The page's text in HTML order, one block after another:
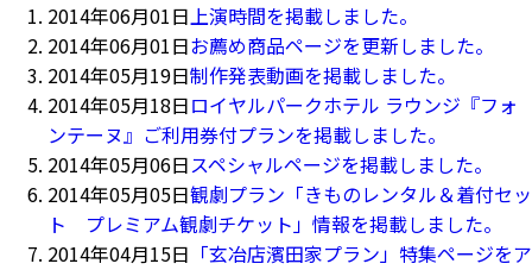
2014年06月01日上演時間を掲載しました。
2014年06月01日お薦め商品ページを更新しました。
2014年05月19日制作発表動画を掲載しました。
2014年05月18日ロイヤルパークホテル ラウンジ『フォ
ンテーヌ』ご利用券付プランを掲載しました。
2014年05月06日スペシャルページを掲載しました。
2014年05月05日観劇プラン「きものレンタル＆着付セッ
ト プレミアム観劇チケット」情報を掲載しました。
2014年04月15日 「玄冶店濱田家プラン」特集ページをア